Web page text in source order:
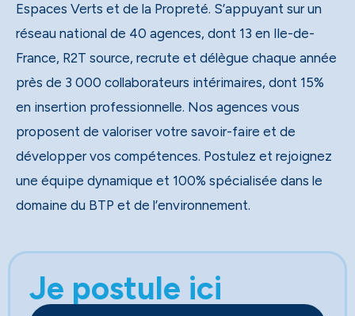
Espaces Verts et de la Propreté. S’appuyant sur un
réseau national de 40 agences, dont 13 en Ile-de-
France, R2T source, recrute et délègue chaque année
près de 3 000 collaborateurs intérimaires, dont 15%
en insertion professionnelle. Nos agences vous
proposent de valoriser votre savoir-faire et de
développer vos compétences. Postulez et rejoignez
une équipe dynamique et 100% spécialisée dans le
domaine du BTP et de l’environnement.
Je postule ici